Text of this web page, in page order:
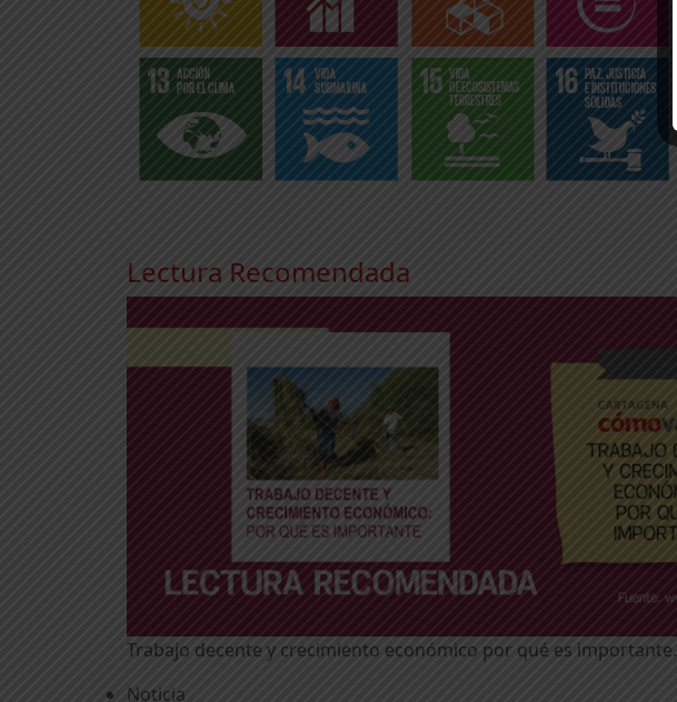
Lectura Recomendada
Trabajo decente y crecimiento económico por qué es importante.
Noticia